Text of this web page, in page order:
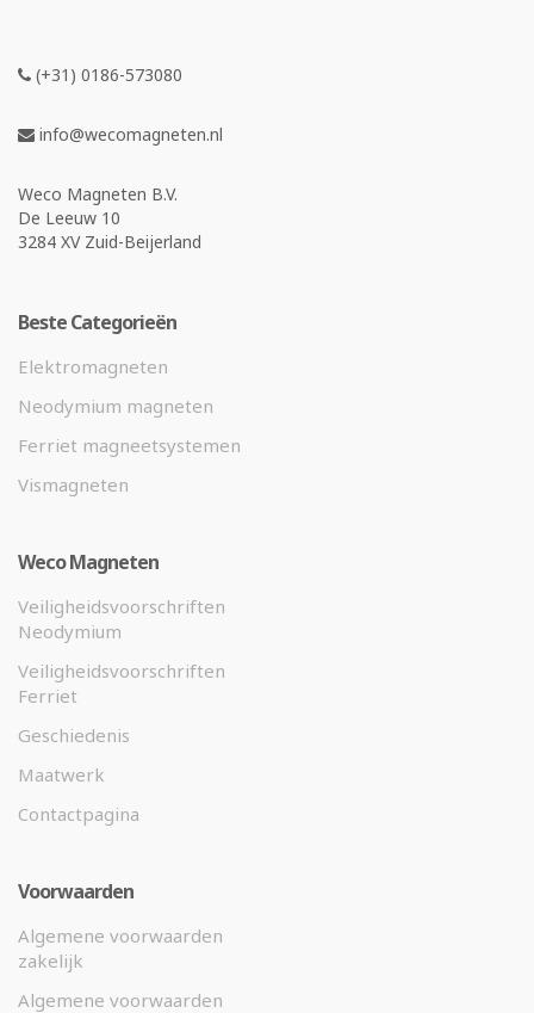
(+31) 0186-573080
info@wecomagneten.nl
Weco Magneten B.V.
De Leeuw 10
3284 XV Zuid-Beijerland
Beste Categorieën
Elektromagneten
Neodymium magneten
Ferriet magneetsystemen
Vismagneten
Weco Magneten
Veiligheidsvoorschriften
Neodymium
Veiligheidsvoorschriften
Ferriet
Geschiedenis
Maatwerk
Contactpagina
Voorwaarden
Algemene voorwaarden
zakelijk
Algemene voorwaarden